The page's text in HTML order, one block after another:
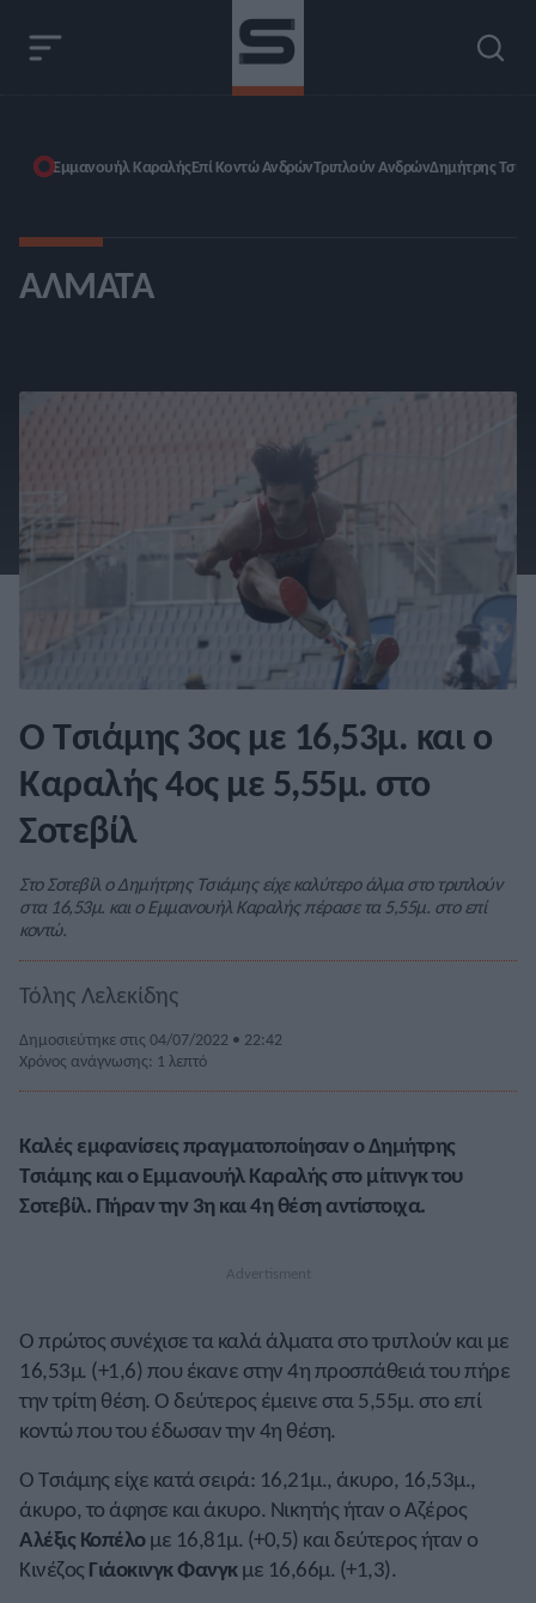
Εμμανουήλ ΚαραλήςΕπί Κοντώ ΑνδρώνΤριπλούν ΑνδρώνΔημήτρης
ΆΛΜΑΤΑ
Ο Τσιάμης 3ος με 16,53μ. και ο
Καραλής 4ος με 5,55μ. στο
Σοτεβίλ
Στο Σοτεβίλ ο Δημήτρης Τσιάμης είχε καλύτερο άλμα στο τριπλούν
στα 16,53μ. και ο Εμμανουήλ Καραλής πέρασε τα 5,55μ. στο επί
κοντώ.
Τόλης Λελεκίδης
Δημοσιεύτηκε στις 04/07/2022 • 22:42
Χρόνος ανάγνωσης: 1 λεπτό
Καλές εμφανίσεις πραγματοποίησαν ο Δημήτρης
Τσιάμης και ο Εμμανουήλ Καραλής στο μίτινγκ του
Σοτεβίλ. Πήραν την 3η και 4η θέση αντίστοιχα.
Ο πρώτος συνέχισε τα καλά άλματα στο τριπλούν και με
16,53μ. (+1,6) που έκανε στην 4η προσπάθειά του πήρε
την τρίτη θέση. Ο δεύτερος έμεινε στα 5,55μ. στο επί
κοντώ που του έδωσαν την 4η θέση.
Ο Τσιάμης είχε κατά σειρά: 16,21μ., άκυρο, 16,53μ.,
άκυρο, το άφησε και άκυρο. Νικητής ήταν ο Αζέρος
Αλέξις Κοπέλομε 16,81μ. (+0,5) και δεύτερος ήταν ο
Κινέζος Γιάοκινγκ Φανγκμε 16,66μ. (+1,3).